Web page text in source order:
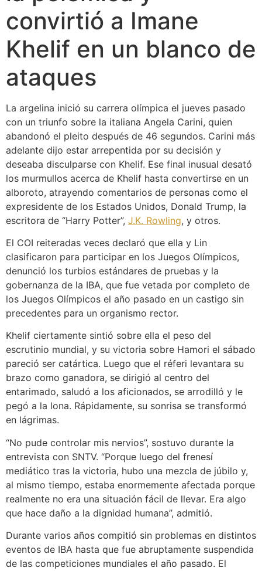
convirtió a Imane
Khelif en un blanco de
ataques
La argelina inició su carrera olímpica el jueves pasado
con un triunfo sobre la italiana Angela Carini, quien
abandonó el pleito después de 46 segundos. Carini más
adelante dijo estar arrepentida por su decisión y
deseaba disculparse con Khelif. Ese final inusual desató
los murmullos acerca de Khelif hasta convertirse en un
alboroto, atrayendo comentarios de personas como el
expresidente de los Estados Unidos, Donald Trump, la
escritora de “Harry Potter”, J.K. Rowling, y otros.
El COI reiteradas veces declaró que ella y Lin
clasificaron para participar en los Juegos Olímpicos,
denunció los turbios estándares de pruebas y la
gobernanza de la IBA, que fue vetada por completo de
los Juegos Olímpicos el año pasado en un castigo sin
precedentes para un organismo rector.
Khelif ciertamente sintió sobre ella el peso del
escrutinio mundial, y su victoria sobre Hamori el sábado
pareció ser catártica. Luego que el réferi levantara su
brazo como ganadora, se dirigió al centro del
entarimado, saludó a los aficionados, se arrodilló y le
pegó a la lona. Rápidamente, su sonrisa se transformó
en lágrimas.
“No pude controlar mis nervios”, sostuvo durante la
entrevista con SNTV. “Porque luego del frenesí
mediático tras la victoria, hubo una mezcla de júbilo y,
al mismo tiempo, estaba enormemente afectada porque
realmente no era una situación fácil de llevar. Era algo
que hace daño a la dignidad humana”, admitió.
Durante varios años compitió sin problemas en distintos
eventos de IBA hasta que fue abruptamente suspendida
de las competiciones mundiales el año pasado. El